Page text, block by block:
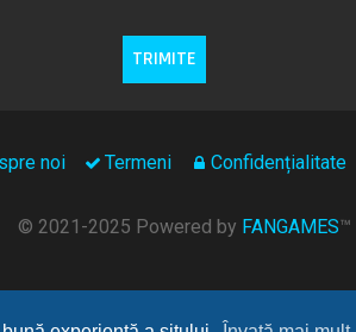
Confidențialitate
Termeni
noi
© 2021-2025 Powered by FANGAMES™